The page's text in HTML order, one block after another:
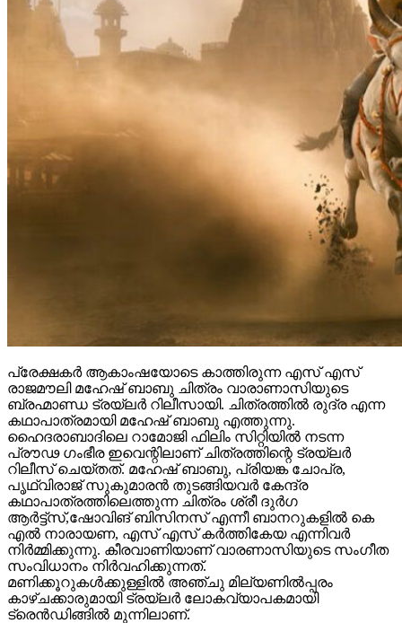
പ്രേക്ഷകർ ആകാംഷയോടെ കാത്തിരുന്ന എസ് എസ്
രാജമൗലി മഹേഷ് ബാബു ചിത്രം വാരാണാസിയുടെ
ബ്രഹ്മാണ്ഡ ട്രയ്ലർ റിലീസായി. ചിത്രത്തിൽ രുദ്ര എന്ന
കഥാപാത്രമായി മഹേഷ് ബാബു എത്തുന്നു.
ഹൈദരാബാദിലെ റാമോജി ഫിലിം സിറ്റിയിൽ നടന്ന
പ്രൗഢ ഗംഭീര ഇവെന്റിലാണ് ചിത്രത്തിന്റെ ട്രയ്ലർ
റിലീസ് ചെയ്തത്. മഹേഷ് ബാബു, പ്രിയങ്ക ചോപ്ര,
പൃഥ്വിരാജ് സുകുമാരൻ തുടങ്ങിയവർ കേന്ദ്ര
കഥാപാത്രത്തിലെത്തുന്ന ചിത്രം ശ്രീ ദുർഗ
ആർട്ട്സ്,ഷോവിങ് ബിസിനസ് എന്നീ ബാനറുകളിൽ കെ
എൽ നാരായണ, എസ് എസ് കർത്തികേയ എന്നിവർ
നിർമ്മിക്കുന്നു. കീരവാണിയാണ് വാരണാസിയുടെ സംഗീത
സംവിധാനം നിർവഹിക്കുന്നത്.
മണിക്കൂറുകൾക്കുള്ളിൽ അഞ്ചു മില്യണിൽപ്പരം
കാഴ്ചക്കാരുമായി ട്രയ്ലർ ലോകവ്യാപകമായി
ട്രെൻഡിങ്ങിൽ മുന്നിലാണ്.